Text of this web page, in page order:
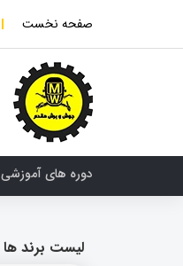
صفحه نخست
دوره های آموزشی
لیست برند ها